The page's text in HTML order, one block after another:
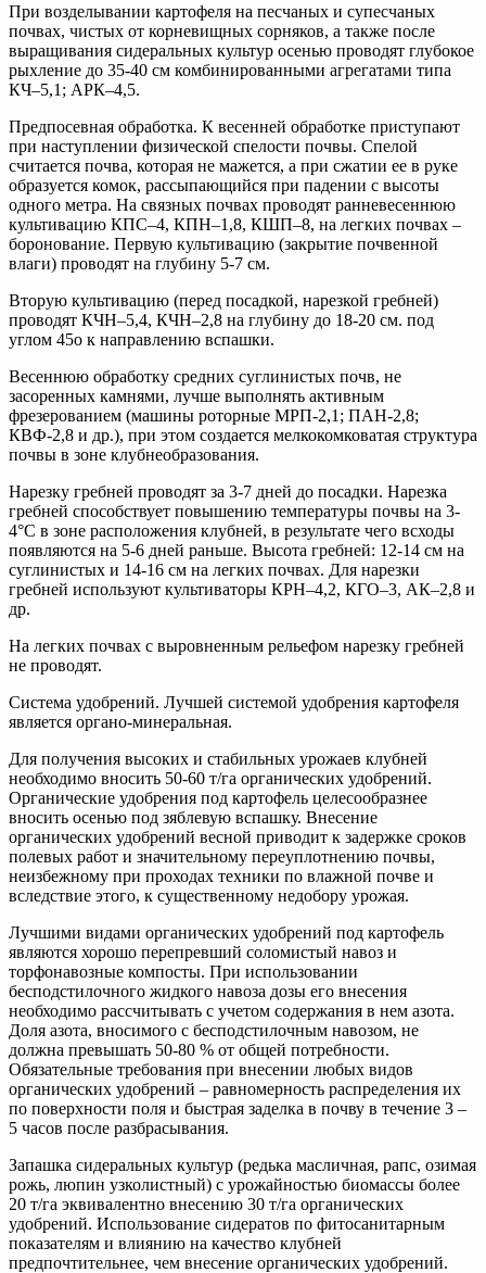
При возделывании картофеля на песчаных и супесчаных
почвах, чистых от корневищных сорняков, а также после
выращивания сидеральных культур осенью проводят глубокое
рыхление до 35-40 см комбинированными агрегатами типа
КЧ–5,1; АРК–4,5.
Предпосевная обработка. К весенней обработке приступают
при наступлении физической спелости почвы. Спелой
считается почва, которая не мажется, а при сжатии ее в руке
образуется комок, рассыпающийся при падении с высоты
одного метра. На связных почвах проводят ранневесеннюю
культивацию КПС–4, КПН–1,8, КШП–8, на легких почвах –
боронование. Первую культивацию (закрытие почвенной
влаги) проводят на глубину 5-7 см.
Вторую культивацию (перед посадкой, нарезкой гребней)
проводят КЧН–5,4, КЧН–2,8 на глубину до 18-20 см. под
углом 45о к направлению вспашки.
Весеннюю обработку средних суглинистых почв, не
засоренных камнями, лучше выполнять активным
фрезерованием (машины роторные МРП-2,1; ПАН-2,8;
КВФ-2,8 и др.), при этом создается мелкокомковатая структура
почвы в зоне клубнеобразования.
Нарезку гребней проводят за 3-7 дней до посадки. Нарезка
гребней способствует повышению температуры почвы на 3-
4°С в зоне расположения клубней, в результате чего всходы
появляются на 5-6 дней раньше. Высота гребней: 12-14 см на
суглинистых и 14-16 см на легких почвах. Для нарезки
гребней используют культиваторы КРН–4,2, КГО–3, АК–2,8 и
др.
На легких почвах с выровненным рельефом нарезку гребней
не проводят.
Система удобрений. Лучшей системой удобрения картофеля
является органо-минеральная.
Для получения высоких и стабильных урожаев клубней
необходимо вносить 50-60 т/га органических удобрений.
Органические удобрения под картофель целесообразнее
вносить осенью под зяблевую вспашку. Внесение
органических удобрений весной приводит к задержке сроков
полевых работ и значительному переуплотнению почвы,
неизбежному при проходах техники по влажной почве и
вследствие этого, к существенному недобору урожая.
Лучшими видами органических удобрений под картофель
являются хорошо перепревший соломистый навоз и
торфонавозные компосты. При использовании
бесподстилочного жидкого навоза дозы его внесения
необходимо рассчитывать с учетом содержания в нем азота.
Доля азота, вносимого с бесподстилочным навозом, не
должна превышать 50-80 % от общей потребности.
Обязательные требования при внесении любых видов
органических удобрений – равномерность распределения их
по поверхности поля и быстрая заделка в почву в течение 3 –
5 часов после разбрасывания.
Запашка сидеральных культур (редька масличная, рапс, озимая
рожь, люпин узколистный) с урожайностью биомассы более
20 т/га эквивалентно внесению 30 т/га органических
удобрений. Использование сидератов по фитосанитарным
показателям и влиянию на качество клубней
предпочтительнее, чем внесение органических удобрений.